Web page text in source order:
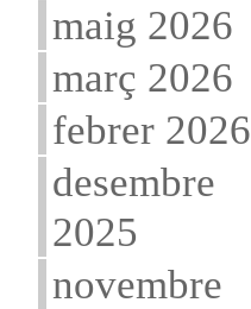
maig 2026
març 2026
febrer 2026
desembre
2025
novembre